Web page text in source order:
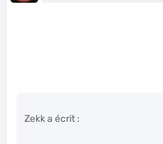
Zekk a écrit :